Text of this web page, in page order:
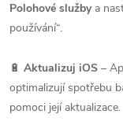
Polohové službya
používání“.
🔋 Aktualizuj iOS –
optimalizují spotřebu
pomoci její aktualizace.